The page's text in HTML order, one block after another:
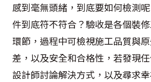
感到毫無頭緒，到底要如何檢測
件到底符不符合？驗收是各個裝
環節，過程中可檢視施工品質與
差，以及安全和合格性，若發現
設計師討論解決方式，以及尋求